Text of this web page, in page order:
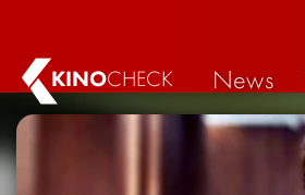
KINOCHECK News